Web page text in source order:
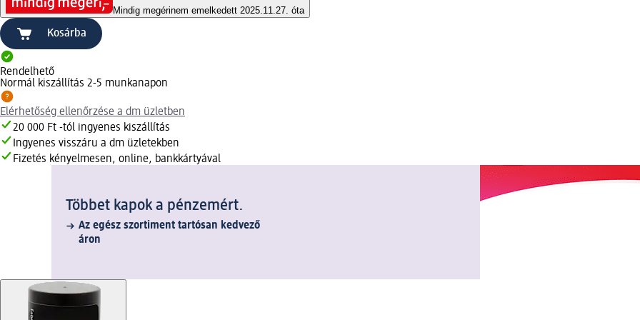
Mindig megérinem emelkedett 2025.11.27. óta
Kosárba
Rendelhető
Normál kiszállítás 2-5 munkanapon
Elérhetőség ellenőrzése a dm üzletben
20 000 Ft -tól ingyenes kiszállítás
Ingyenes visszáru a dm üzletekben
Fizetés kényelmesen, online, bankkártyával
Többet kapok a pénzemért.
Az egész szortiment tartósan kedvező
áron